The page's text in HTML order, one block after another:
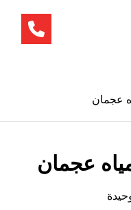
عجمان
عجمان